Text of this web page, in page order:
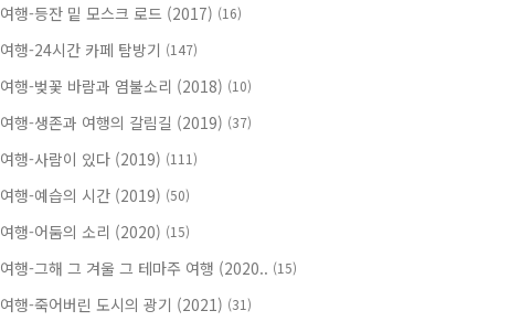
여행-등잔 밑 모스크 로드 (2017) (16)
여행-24시간 카페 탐방기 (147)
여행-벚꽃 바람과 염불소리 (2018) (10)
여행-생존과 여행의 갈림길 (2019) (37)
여행-사람이 있다 (2019) (111)
여행-예습의 시간 (2019) (50)
여행-어둠의 소리 (2020) (15)
여행-그해 그 겨울 그 테마주 여행 (2020.. (15)
여행-죽어버린 도시의 광기 (2021) (31)